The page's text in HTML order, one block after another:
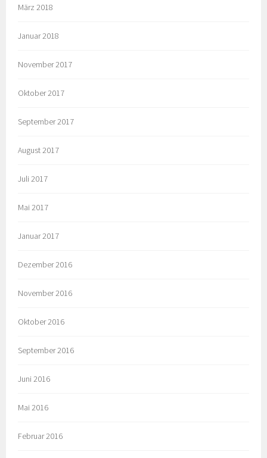
März 2018
Januar 2018
November 2017
Oktober 2017
September 2017
August 2017
Juli 2017
Mai 2017
Januar 2017
Dezember 2016
November 2016
Oktober 2016
September 2016
Juni 2016
Mai 2016
Februar 2016